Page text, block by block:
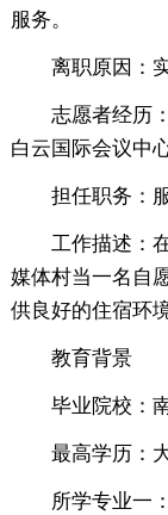
服务。
离职原因：
志愿者经历
白云国际会议中
担任职务：
工作描述：
媒体村当一名自
供良好的住宿环境
教育背景
毕业院校：
最高学历：
所学专业一